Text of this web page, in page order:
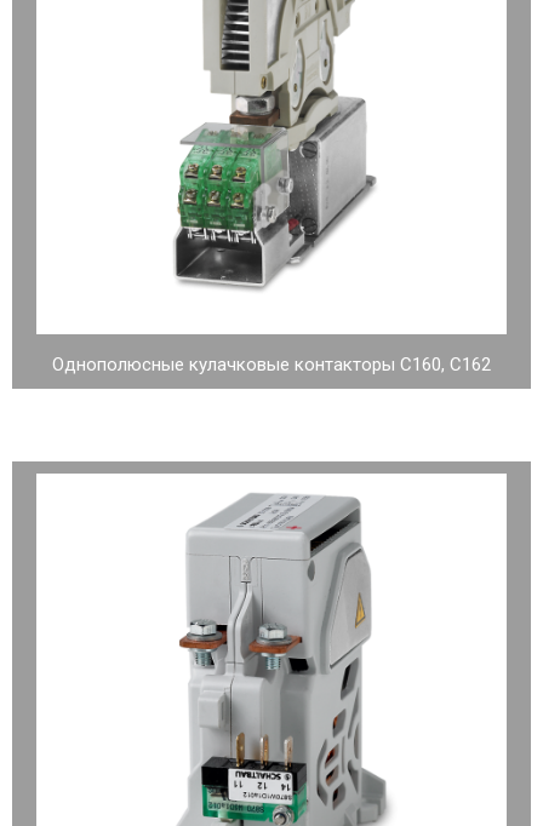
Однополюсные кулачковые контакторы C160, C162